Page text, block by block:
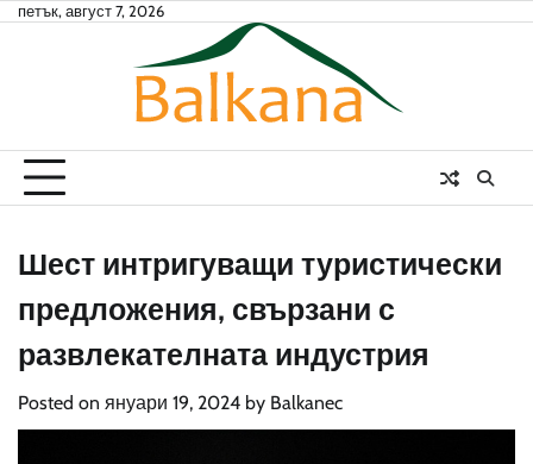
Skipпетък, август 7, 2026
Шест интригуващи туристически
предложения, свързани с
развлекателната индустрия
Posted on януари 19, 2024 by Balkanec